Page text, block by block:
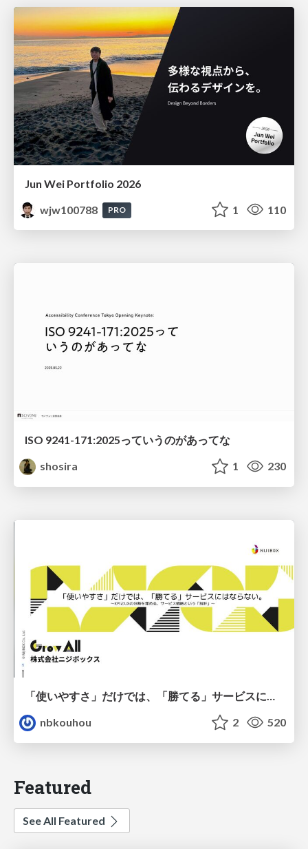
Jun Wei Portfolio 2026
wjw100788
PRO 1 110
ISO 9241-171:2025っていうのがあってな
shosira
1 230
「使いやすさ」だけでは、「勝てる」サービスにはならない。〜KPIとUXの分断を埋める、サービス戦略という「指針」〜
nbkouhou
2 520
Featured
See All Featured